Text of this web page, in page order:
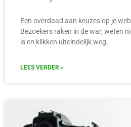
Een overdaad aan keuzes op je
Bezoekers raken in de war, weten
is en klikken uiteindelijk weg.
LEES VERDER »